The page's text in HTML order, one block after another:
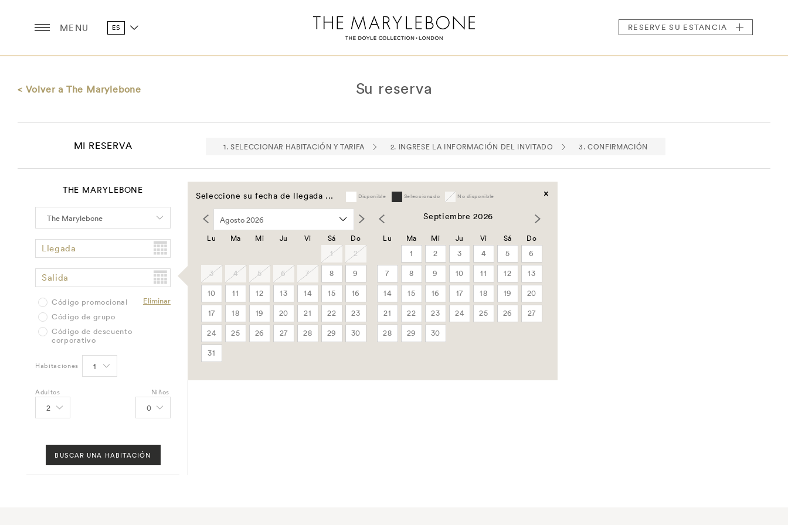
MENU ES RESERVESU ESTANCIA
< Volver a The Marylebone Su reserva
MI RESERVA 1. SELECCIONAR HABITACIÓN Y TARIFA 2. INGRESE LA INFORMACIÓN DEL INVITADO 3. CONFIRMACIÓN
THE MARYLEBONE
Llegada
Salida
Seleccione su fecha de llegada ... Disponible Seleccionado No disponible
Lu Ma Mi Ju Vi Sá
Do
1
2
3
4 5 6 7 8
9
10
11 12 13 14 15
16
17
18 19 20 21 22
23
24
25 26 27 28 29
30
31
Septiembre 2026
Lu Ma Mi Ju Vi Sá
Do
1
2 3 4 5
6
7
8 9 10 11 12
13
14
15 16 17 18 19
20
21
22 23 24 25 26
27
28
29 30
Eliminar
Código promocional
Código de grupo
Código de descuento
corporativo
Habitaciones
Adultos Niños
BUSCAR UNA HABITACIÓN